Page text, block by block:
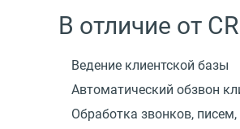
В отличие от
Ведение клиентской базы
Автоматический обзвон
Обработка звонков,